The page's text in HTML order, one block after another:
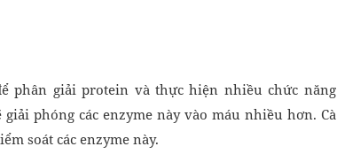
phân giải protein và thực hiện nhiều chức năng
phóng các enzyme này vào máu nhiều hơn. Cà
soát các enzyme này.